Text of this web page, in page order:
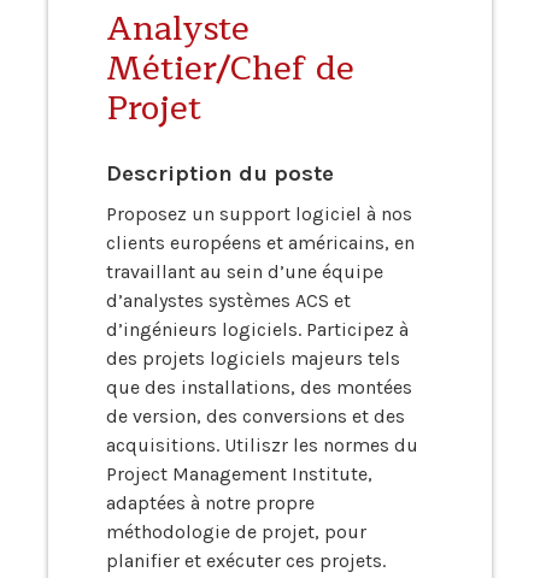
Analyste
Métier/Chef de
Projet
Description du poste
Proposez un support logiciel à nos
clients européens et américains, en
travaillant au sein d’une équipe
d’analystes systèmes ACS et
d’ingénieurs logiciels. Participez à
des projets logiciels majeurs tels
que des installations, des montées
de version, des conversions et des
acquisitions. Utiliszr les normes du
Project Management Institute,
adaptées à notre propre
méthodologie de projet, pour
planifier et exécuter ces projets.